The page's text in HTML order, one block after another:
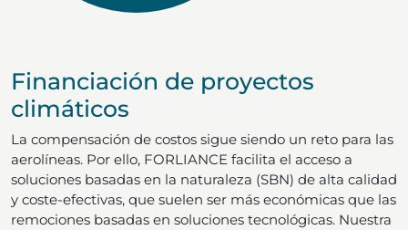
Financiación de proyectos
climáticos
La compensación de costos sigue siendo un reto para las
aerolíneas. Por ello, FORLIANCE facilita el acceso a
soluciones basadas en la naturaleza (SBN) de alta calidad
y coste-efectivas, que suelen ser más económicas que las
remociones basadas en soluciones tecnológicas. Nuestra